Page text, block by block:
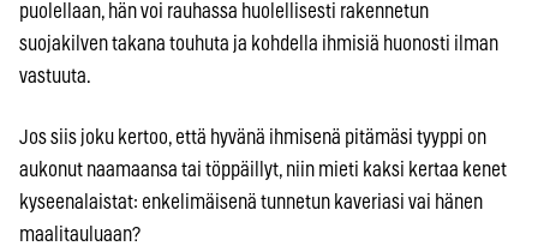
puolellaan, hän voi rauhassa huolellisesti rakennetun
suojakilven takana touhuta ja kohdella ihmisiä huonosti ilman
vastuuta.
Jos siis joku kertoo, että hyvänä ihmisenä pitämäsi tyyppi on
aukonut naamaansa tai töppäillyt, niin mieti kaksi kertaa kenet
kyseenalaistat: enkelimäisenä tunnetun kaveriasi vai hänen
maalitauluaan?